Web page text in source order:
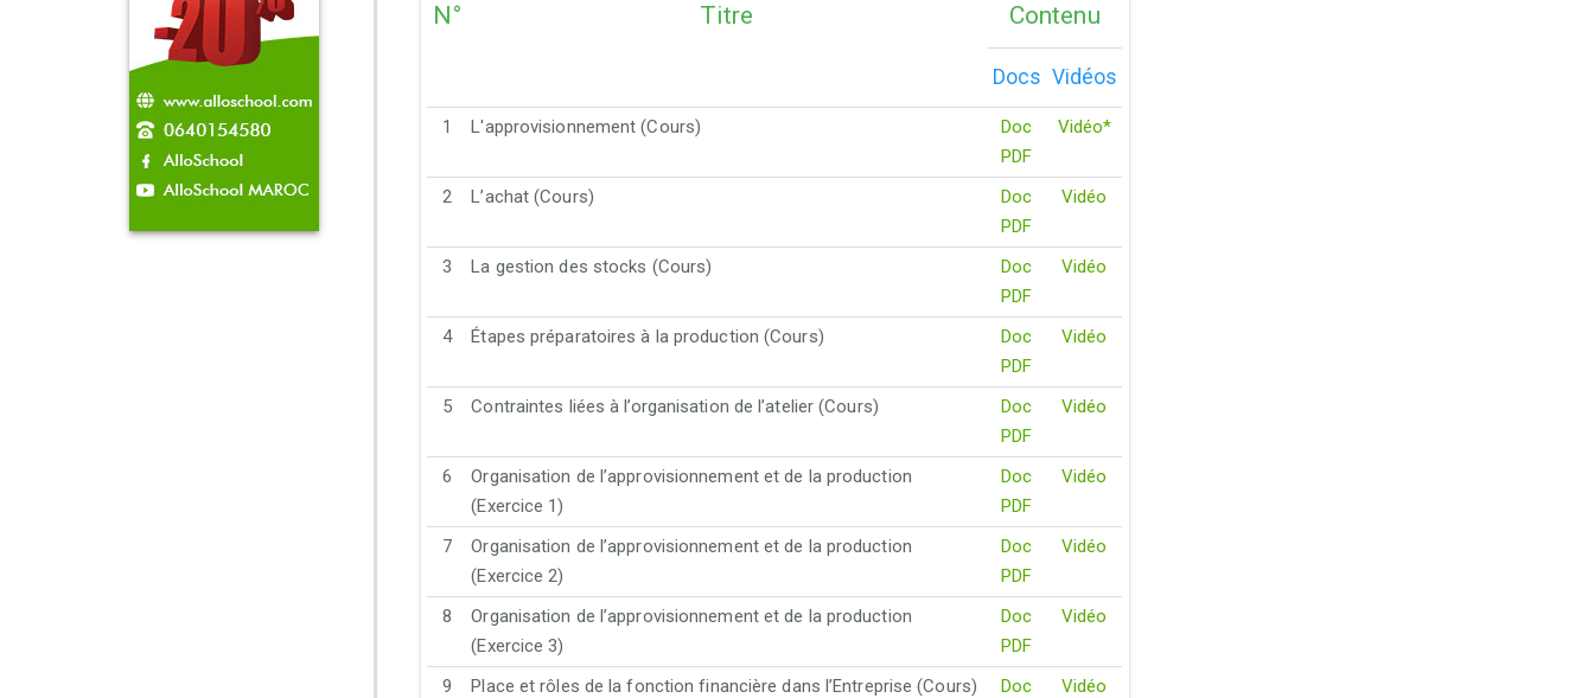
N° Titre Contenu
Docs Vidéos
1 L'approvisionnement (Cours)
Doc
PDF
Vidéo*
2 L’achat (Cours)
Doc
PDF
Vidéo
3 La gestion des stocks (Cours)
Doc
PDF
Vidéo
4 Étapes préparatoires à la production (Cours)
Doc
PDF
Vidéo
5 Contraintes liées à l’organisation de l’atelier (Cours)
Doc
PDF
Vidéo
6
Organisation de l’approvisionnement et de la production
(Exercice 1)
Doc
PDF
Vidéo
7
Organisation de l’approvisionnement et de la production
(Exercice 2)
Doc
PDF
Vidéo
8
Organisation de l’approvisionnement et de la production
(Exercice 3)
Doc
PDF
Vidéo
9 Place et rôles de la fonction financière dans l’Entreprise (Cours)
Doc
Vidéo